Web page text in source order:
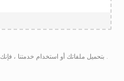
بتحميل ملفاتك أو استخدام خدمتنا ، .